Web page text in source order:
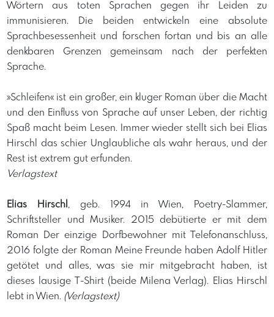
Wörtern aus toten Sprachen gegen ihr Leiden zu
immunisieren. Die beiden entwickeln eine absolute
Sprachbesessenheit und forschen fortan und bis an alle
denkbaren Grenzen gemeinsam nach der perfekten
Sprache.
»Schleifen« ist ein großer, ein kluger Roman über die Macht
und den Einfluss von Sprache auf unser Leben, der richtig
Spaß macht beim Lesen. Immer wieder stellt sich bei Elias
Hirschl das schier Unglaubliche als wahr heraus, und der
Rest ist extrem gut erfunden.
Verlagstext
Elias Hirschl, geb. 1994 in Wien, Poetry-Slammer,
Schriftsteller und Musiker. 2015 debütierte er mit dem
Roman Der einzige Dorfbewohner mit Telefonanschluss,
2016 folgte der Roman Meine Freunde haben Adolf Hitler
getötet und alles, was sie mir mitgebracht haben, ist
dieses lausige T-Shirt (beide Milena Verlag). Elias Hirschl
lebt in Wien. (Verlagstext)